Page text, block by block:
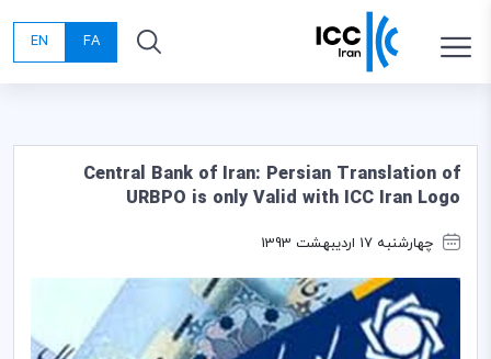
FA
EN
Central Bank of Iran: Persian Translation of
URBPO is only Valid with ICC Iran Logo
چهارشنبه 17 اردیبهشت 1393